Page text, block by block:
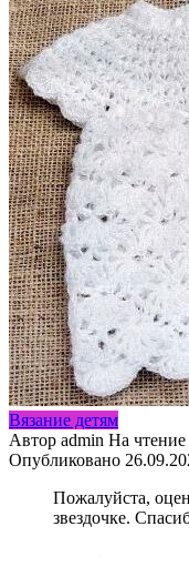
Вязание детям
Автор admin На чтение
Опубликовано
Пожалуйста,
звездочке.